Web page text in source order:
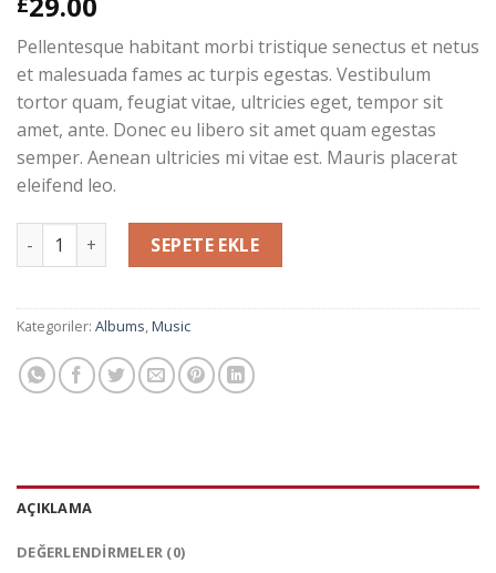
Pellentesque habitant morbi tristique senectus et netus
et malesuada fames ac turpis egestas. Vestibulum
tortor quam, feugiat vitae, ultricies eget, tempor sit
amet, ante. Donec eu libero sit amet quam egestas
semper. Aenean ultricies mi vitae est. Mauris placerat
eleifend leo.
Woo Album #4 adetSEPETE EKLE
Kategoriler: Albums,Music
AÇIKLAMA
DEĞERLENDIRMELER (0)